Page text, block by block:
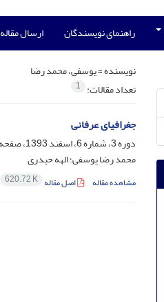
راهنمای نویسندگان ارسال مقاله
نویسنده =یوسفی، محمد رضا
تعداد مقالات: 1
جغرافیای عرفانی
دوره 3، شماره 6، اسفند 1393، صفحه
محمد رضا یوسفی؛ الهه حیدری
مشاهده مقاله اصل مقاله 620.72 K